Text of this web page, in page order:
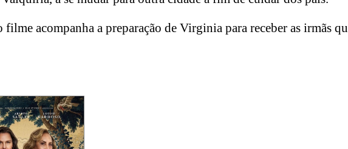
filme acompanha a preparação de Virginia para receber as irmãs